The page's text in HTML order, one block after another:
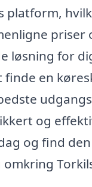
platform,
priser
løsning for
finde en
og
og find
omkring